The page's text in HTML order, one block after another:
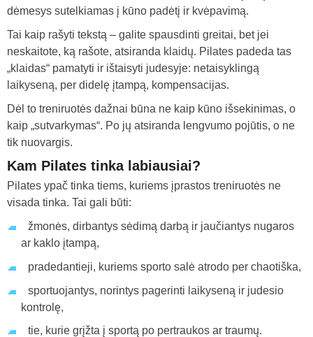
dėmesys sutelkiamas į kūno padėtį ir kvėpavimą.
Tai kaip rašyti tekstą – galite spausdinti greitai, bet jei
neskaitote, ką rašote, atsiranda klaidų. Pilates padeda tas
„klaidas“ pamatyti ir ištaisyti judesyje: netaisyklingą
laikyseną, per didelę įtampą, kompensacijas.
Dėl to treniruotės dažnai būna ne kaip kūno išsekinimas, o
kaip „sutvarkymas“. Po jų atsiranda lengvumo pojūtis, o ne
tik nuovargis.
Kam Pilates tinka labiausiai?
Pilates ypač tinka tiems, kuriems įprastos treniruotės ne
visada tinka. Tai gali būti:
žmonės, dirbantys sėdimą darbą ir jaučiantys nugaros
ar kaklo įtampą,
pradedantieji, kuriems sporto salė atrodo per chaotiška,
sportuojantys, norintys pagerinti laikyseną ir judesio
kontrolę,
tie, kurie grįžta į sportą po pertraukos ar traumų.